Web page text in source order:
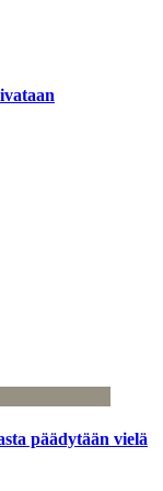
päädytään vielä